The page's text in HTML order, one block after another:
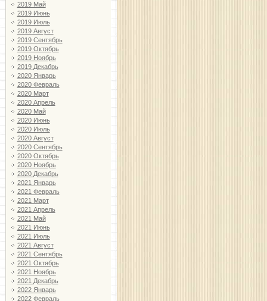
2019 Май
2019 Июнь
2019 Июль
2019 Август
2019 Сентябрь
2019 Октябрь
2019 Ноябрь
2019 Декабрь
2020 Январь
2020 Февраль
2020 Март
2020 Апрель
2020 Май
2020 Июнь
2020 Июль
2020 Август
2020 Сентябрь
2020 Октябрь
2020 Ноябрь
2020 Декабрь
2021 Январь
2021 Февраль
2021 Март
2021 Апрель
2021 Май
2021 Июнь
2021 Июль
2021 Август
2021 Сентябрь
2021 Октябрь
2021 Ноябрь
2021 Декабрь
2022 Январь
2022 Февраль